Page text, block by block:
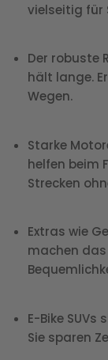
vielseitig für
Der robuste
hält lange.
Wegen.
Starke
helfen beim
Strecken
Extras wie
machen das
E-Bike
Sie sparen